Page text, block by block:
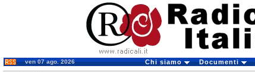
ven 07 ago. 2026 Chi siamo Documenti